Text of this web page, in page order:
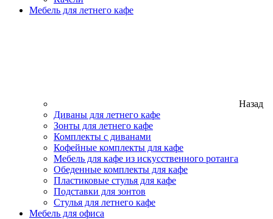
Мебель для летнего кафе
Назад
Диваны для летнего кафе
Зонты для летнего кафе
Комплекты с диванами
Кофейные комплекты для кафе
Мебель для кафе из искусственного ротанга
Обеденные комплекты для кафе
Пластиковые стулья для кафе
Подставки для зонтов
Стулья для летнего кафе
Мебель для офиса